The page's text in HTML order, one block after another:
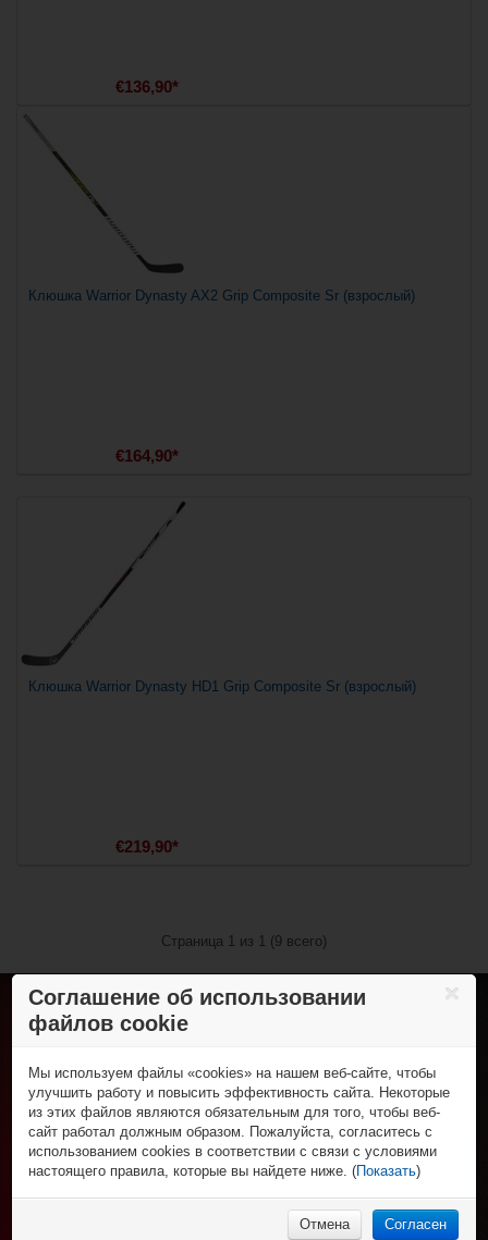
€136,90*
Клюшка Warrior Dynasty AX2 Grip Composite Sr (взрослый)
€164,90*
Клюшка Warrior Dynasty HD1 Grip Composite Sr (взрослый)
€219,90*
Страница 1 из 1 (9 всего)
Соглашение об использовании
файлов cookie
Мы используем файлы «cookies» на нашем веб-сайте, чтобы
улучшить работу и повысить эффективность сайта. Некоторые
из этих файлов являются обязательным для того, чтобы веб-
сайт работал должным образом. Пожалуйста, согласитесь с
использованием cookies в соответствии с связи с условиями
настоящего правила, которые вы найдете ниже. (Показать)
Согласен
Отмена
Хоккей с шайбой
Клюшки
Трубы и крюки
Защита игрока
Вратарская экипировка
Для тренера и судьи
Сумки
Роликовые коньки
Клюшки
Колеса, подшипники и зап. части
Защитная экипировка
Экипировка вратаря
Рюкзаки
Аксессуары
Спортивная одежда
Футболки и поло
Шорты
Брюки
Толстовки
Нижнее бельё
Спорт и отдых
Фигурные коньки
Роликовые коньки и самокаты
НХЛ Фан-зона
НХЛ сувениры
НХЛ бейсболки